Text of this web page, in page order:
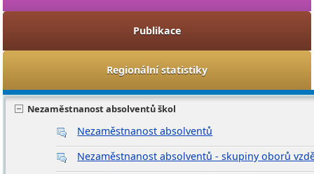
Publikace
Regionální statistiky
Nezaměstnanost absolventů škol
Nezaměstnanost absolventů
Nezaměstnanost absolventů - skupiny oborů